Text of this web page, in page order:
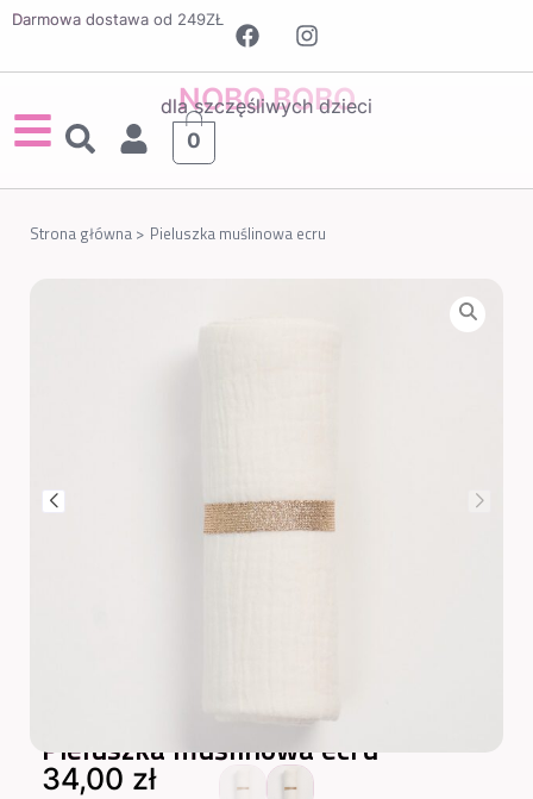
Darmowa dostawa od 249ZŁ
NOBO BOBO
dla szczęśliwych dzieci
0
Strona główna > Pieluszka muślinowa ecru
Pieluszka muślinowa ecru
34,00 zł